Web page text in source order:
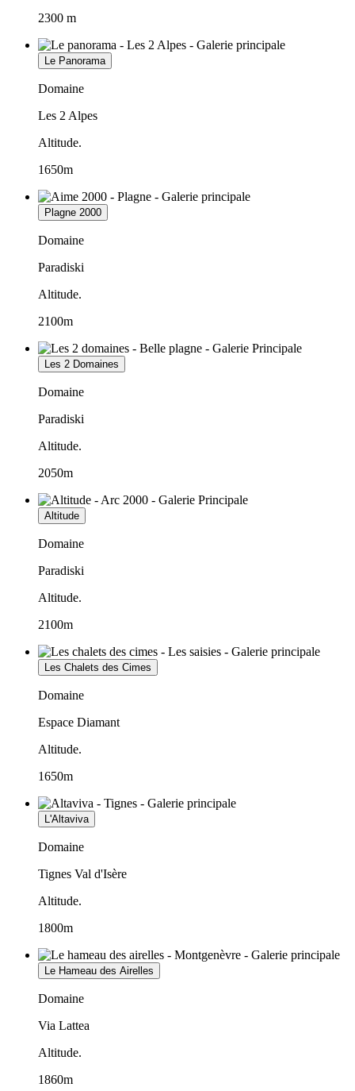
2300 m
Le Panorama
Domaine
Les 2 Alpes
Altitude.
1650m
Plagne 2000
Domaine
Paradiski
Altitude.
2100m
Les 2 Domaines
Domaine
Paradiski
Altitude.
2050m
Altitude
Domaine
Paradiski
Altitude.
2100m
Les Chalets des Cimes
Domaine
Espace Diamant
Altitude.
1650m
L'Altaviva
Domaine
Tignes Val d'Isère
Altitude.
1800m
Le Hameau des Airelles
Domaine
Via Lattea
Altitude.
1860m